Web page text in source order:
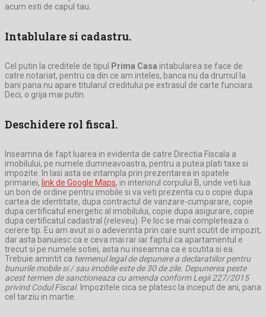
acum esti de capul tau.
Intablulare si cadastru.
Cel putin la creditele de tipul Prima Casa intabularea se face de
catre notariat, pentru ca din ce am inteles, banca nu da drumul la
bani pana nu apare titularul creditului pe extrasul de carte funciara.
Deci, o grija mai putin.
Deschidere rol fiscal.
Inseamna de fapt luarea in evidenta de catre Directia Fiscala a
imobilului, pe numele dumneavoastra, pentru a putea plati taxe si
impozite. In Iasi asta se intampla prin prezentarea in spatele
primariei, link de Google Maps, in interiorul corpului B, unde veti lua
un bon de ordine pentru imobile si va veti prezenta cu o copie dupa
cartea de identitate, dupa contractul de vanzare-cumparare, copie
dupa certificatul energetic al imobilului, copie dupa asigurare, copie
dupa certificatul cadastral (releveu). Pe loc se mai completeaza o
cerere tip. Eu am avut si o adeverinta prin care sunt scutit de impozit,
dar asta banuiesc ca e ceva mai rar iar faptul ca apartamentul e
trecut si pe numele sotiei, asta nu inseamna ca e scutita si ea.
Trebuie amintit ca termenul legal de depunere a declaratiilor pentru
bunurile mobile si / sau imobile este de 30 de zile. Depunerea peste
acest termen de sanctioneaza cu amenda conform Legii 227/2015
privind Codul Fiscal. Impozitele cica se platesc la inceput de ani, pana
cel tarziu in martie.